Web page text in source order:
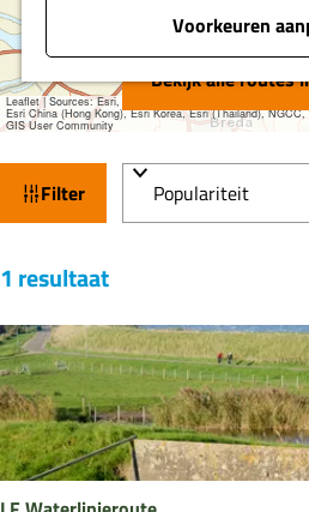
Voorkeuren
e
p
a
g
e
Leaflet|Sources: Esri, HERE, Garmin, USGS, Intermap,
Esri China (Hong Kong), Esri Korea, Esri (Thailand),
GIS User Community
Bekijk alle routes
W
a
z
e
k
j
e
Filter
t
e
r
o
p
:
1 resultaat
S
r
t
e
e
r
o